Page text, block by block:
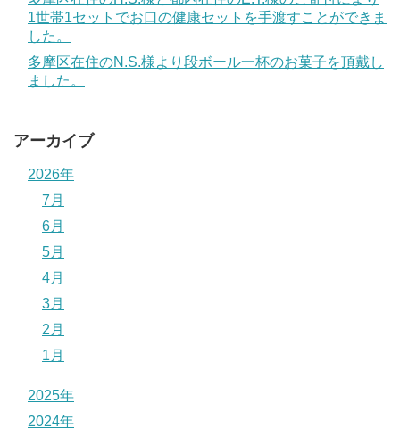
1世帯1セットでお口の健康セットを手渡すことができま
した。
多摩区在住のN.S.様より段ボール一杯のお菓子を頂戴し
ました。
アーカイブ
2026年
7月
6月
5月
4月
3月
2月
1月
2025年
2024年